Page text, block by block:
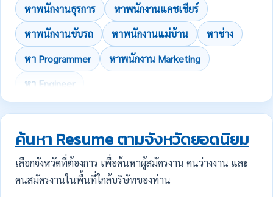
หาพนักงานธุรการ
หาพนักงานแคชเชียร์
หาพนักงานขับรถ
หาพนักงานแม่บ้าน
หาช่าง
หา Programmer
หาพนักงาน Marketing
หา Engineer
ค้นหา Resume ตามจังหวัดยอดนิยม
เลือกจังหวัดที่ต้องการ เพื่อค้นหาผู้สมัครงาน คนว่างงาน และ
คนสมัครงานในพื้นที่ใกล้บริษัทของท่าน